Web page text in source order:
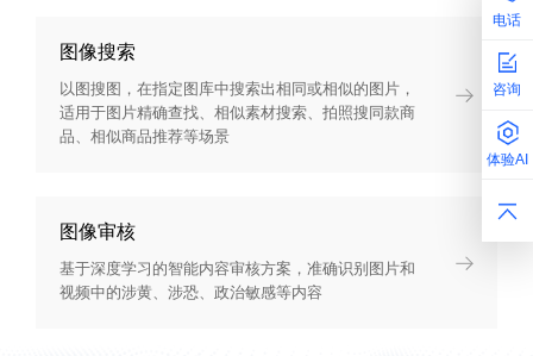
图像搜索
以图搜图，在指定图库中搜索出相同或相似的图片，
适用于图片精确查找、相似素材搜索、拍照搜同款商
品、相似商品推荐等场景
图像审核
基于深度学习的智能内容审核方案，准确识别图片和
视频中的涉黄、涉恐、政治敏感等内容
电话
咨询
体验AI